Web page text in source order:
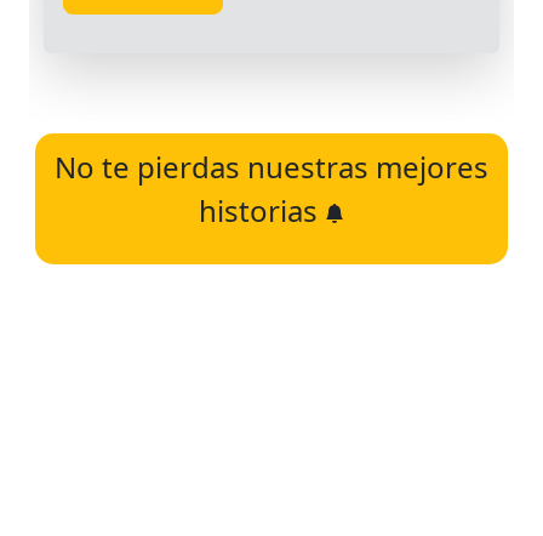
No te pierdas nuestras mejores
historias